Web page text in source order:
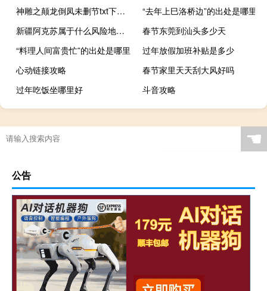
神雕之颠龙倒凤未删节txt下载（神雕之我本风流简介）
“去年上巳洛桥边”的出处是哪里
新疆阿克苏属于什么风险地区（新疆阿克苏）
春节东莞到汕头多少天
“料理人间富贵忙”的出处是哪里
过年放假加班补贴是多少
心动链接攻略
春节家里天天刮大风好吗
过年吃饭坐哪里好
斗音攻略
☚
公告